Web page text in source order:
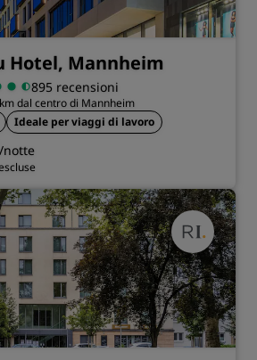
Hotel, Mannheim
895 recensioni
dal centro di Mannheim
Ideale per viaggi di lavoro
/notte